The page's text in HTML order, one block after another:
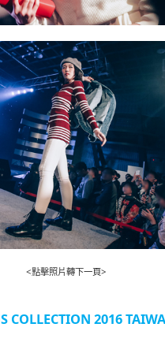
<點擊照片轉下一頁>
COLLECTION 2016